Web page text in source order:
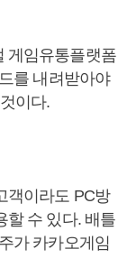
게임유통플랫폼
를 내려받아야
이다.
객이라도 PC방
할 수 있다. 배틀
가 카카오게임